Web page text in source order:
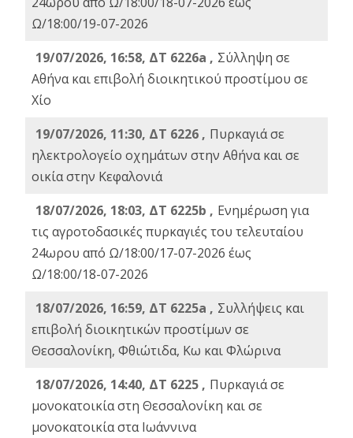
Ω/18:00/19-07-2026
19/07/2026, 16:58, ΔΤ 6226a , Σύλληψη σε
Αθήνα και επιβολή διοικητικού προστίμου σε
Χίο
19/07/2026, 11:30, ΔΤ 6226 , Πυρκαγιά σε
ηλεκτρολογείο οχημάτων στην Αθήνα και σε
οικία στην Κεφαλονιά
18/07/2026, 18:03, ΔΤ 6225b , Ενημέρωση για
τις αγροτοδασικές πυρκαγιές του τελευταίου
24ωρου από Ω/18:00/17-07-2026 έως
Ω/18:00/18-07-2026
18/07/2026, 16:59, ΔT 6225a , Συλλήψεις και
επιβολή διοικητικών προστίμων σε
Θεσσαλονίκη, Φθιώτιδα, Κω και Φλώρινα
18/07/2026, 14:40, ΔΤ 6225 , Πυρκαγιά σε
μονοκατοικία στη Θεσσαλονίκη και σε
μονοκατοικία στα Ιωάννινα